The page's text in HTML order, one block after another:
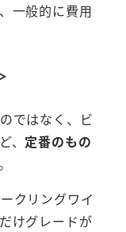
一般的に費用
ではなく、ビ
定番のもの
クリングワイ
けグレードが